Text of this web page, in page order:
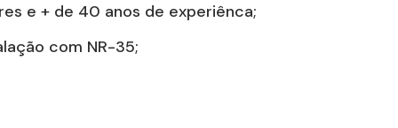
e + de 40 anos de experiênca;
com NR-35;